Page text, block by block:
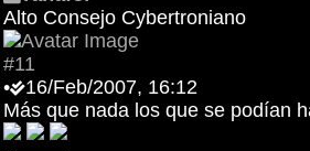
Alto Consejo Cybertroniano
#11
•
16/Feb/2007, 16:12
Más que nada los que se podían